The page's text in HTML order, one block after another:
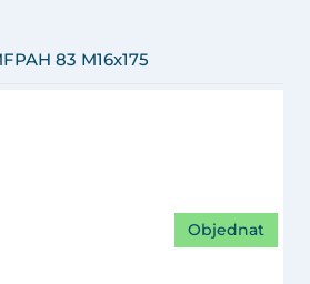
83 M16x175
Objednat